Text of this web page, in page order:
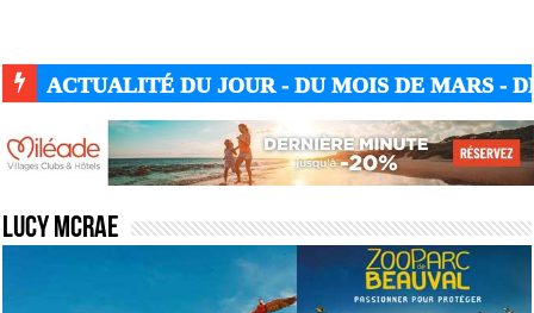
ACTUALITÉ DU JOUR - DU MOIS DE MARS -
Lucy McRae